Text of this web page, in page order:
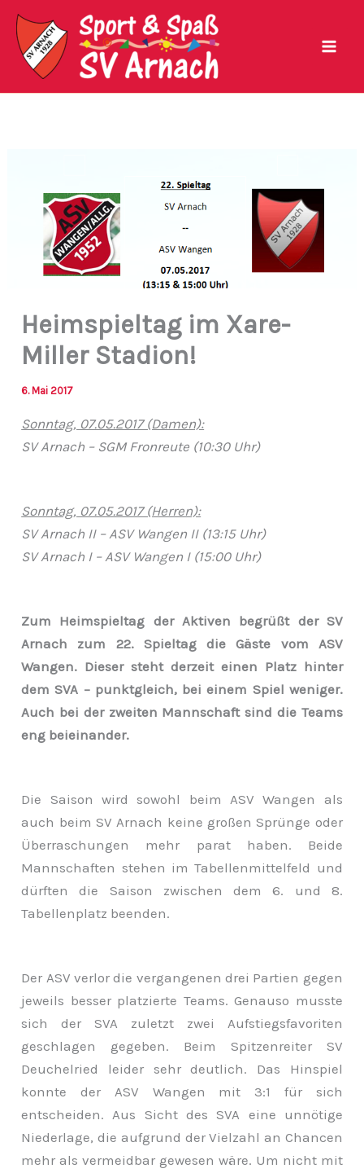
Zum
Inhalt
springen
Heimspieltag im Xare-
Miller Stadion!
6. Mai 2017
Sonntag, 07.05.2017 (Damen):
SV Arnach – SGM Fronreute (10:30 Uhr)
Sonntag, 07.05.2017 (Herren):
SV Arnach II – ASV Wangen II (13:15 Uhr)
SV Arnach I – ASV Wangen I (15:00 Uhr)
Zum Heimspieltag der Aktiven begrüßt der SV
Arnach zum 22. Spieltag die Gäste vom ASV
Wangen. Dieser steht derzeit einen Platz hinter
dem SVA – punktgleich, bei einem Spiel weniger.
Auch bei der zweiten Mannschaft sind die Teams
eng beieinander.
Die Saison wird sowohl beim ASV Wangen als
auch beim SV Arnach keine großen Sprünge oder
Überraschungen mehr parat haben. Beide
Mannschaften stehen im Tabellenmittelfeld und
dürften die Saison zwischen dem 6. und 8.
Tabellenplatz beenden.
Der ASV verlor die vergangenen drei Partien gegen
jeweils besser platzierte Teams. Genauso musste
sich der SVA zuletzt zwei Aufstiegsfavoriten
geschlagen gegeben. Beim Spitzenreiter SV
Deuchelried leider sehr deutlich. Das Hinspiel
konnte der ASV Wangen mit 3:1 für sich
entscheiden. Aus Sicht des SVA eine unnötige
Niederlage, die aufgrund der Vielzahl an Chancen
mehr als vermeidbar gewesen wäre. Um nicht mit